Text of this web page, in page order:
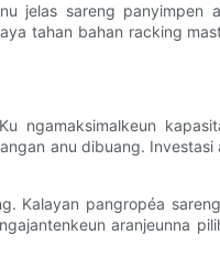
jelas sareng panyimpen
tahan bahan racking
ngamaksimalkeun
anu dibuang.
Kalayan pangropéa
aranjeunna